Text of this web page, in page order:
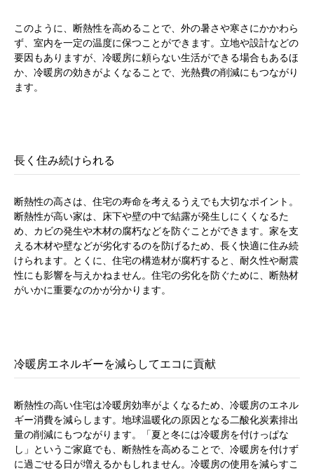
このように、断熱性を高めることで、外の暑さや寒さにかかわら
ず、室内を一定の温度に保つことができます。立地や設計などの
要因もありますが、冷暖房に頼らない生活ができる場合もあるほ
か、冷暖房の効きがよくなることで、光熱費の削減にもつながり
ます。
長く住み続けられる
断熱性の高さは、住宅の寿命を考えるうえでも大切なポイント。
断熱性が高い家は、床下や壁の中で結露が発生しにくくなるた
め、カビの発生や木材の腐朽などを防ぐことができます。家を支
える木材や壁などが劣化するのを防げるため、長く快適に住み続
けられます。とくに、住宅の構造材が腐朽すると、耐久性や耐震
性にも影響を与えかねません。住宅の劣化を防ぐために、断熱材
がいかに重要なのかが分かります。
冷暖房エネルギーを減らしてエコに貢献
断熱性の高い住宅は冷暖房効率がよくなるため、冷暖房のエネル
ギー消費を減らします。地球温暖化の原因となる二酸化炭素排出
量の削減にもつながります。「夏と冬には冷暖房を付けっぱな
し」というご家庭でも、断熱性を高めることで、冷暖房を付けず
に過ごせる日が増えるかもしれません。冷暖房の使用を減らすこ